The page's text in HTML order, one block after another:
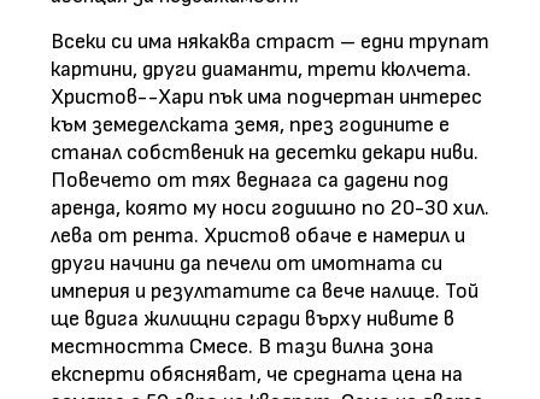
Всеки си има някаква страст – едни трупат
картини, други диаманти, трети кюлчета.
Христов--Хари пък има подчертан интерес
към земеделската земя, през годините е
станал собственик на десетки декари ниви.
Повечето от тях веднага са дадени под
аренда, която му носи годишно по 20-30 хил.
лева от рента. Христов обаче е намерил и
други начини да печели от имотната си
империя и резултатите са вече налице. Той
ще вдига жилищни сгради върху нивите в
местността Смесе. В тази вилна зона
експерти обясняват, че средната цена на